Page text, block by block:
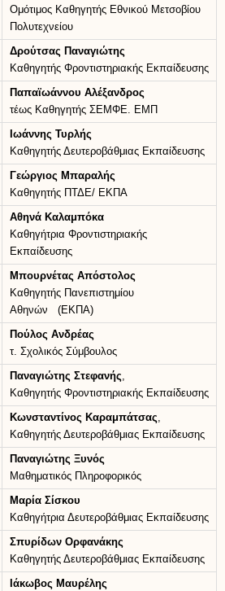
Ομότιμος Καθηγητής Εθνικού Μετσοβίου
Πολυτεχνείου
Δρούτσας Παναγιώτης
Καθηγητής Φροντιστηριακής Εκπαίδευσης
Παπαϊωάννου Αλέξανδρος
τέως Καθηγητής ΣΕΜΦΕ. ΕΜΠ
Ιωάννης Τυρλής
Καθηγητής Δευτεροβάθμιας Εκπαίδευσης
Γεώργιος Μπαραλής
Καθηγητής ΠΤΔΕ/ ΕΚΠΑ
Αθηνά Καλαμπόκα
Καθηγήτρια Φροντιστηριακής
Εκπαίδευσης
Μπουρνέτας Απόστολος
Καθηγητής Πανεπιστημίου
Αθηνών (ΕΚΠΑ)
Πούλος Ανδρέας
τ. Σχολικός Σύμβουλος
Παναγιώτης Στεφανής,
Καθηγητής Φροντιστηριακής Εκπαίδευσης
Κωνσταντίνος Καραμπάτσας,
Καθηγητής Δευτεροβάθμιας Εκπαίδευσης
Παναγιώτης Ξυνός
Μαθηματικός Πληροφορικός
Μαρία Σίσκου
Καθηγήτρια Δευτεροβάθμιας Εκπαίδευσης
Σπυρίδων Ορφανάκης
Καθηγητής Δευτεροβάθμιας Εκπαίδευσης
Ιάκωβος Μαυρέλης